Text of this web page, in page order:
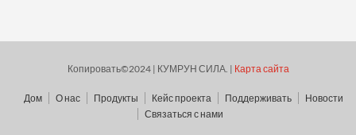
Копировать©2024 | КУМРУН СИЛА. | Карта сайта
Дом О нас Продукты Кейс проекта Поддерживать
Новости
Связаться с нами